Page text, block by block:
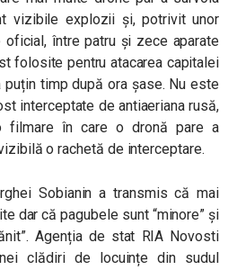
vizibile explozii și, potrivit unor
oficial, între patru și zece aparate
folosite pentru atacarea capitalei
puțin timp după ora șase. Nu este
interceptate de antiaeriana rusă,
filmare în care o dronă pare a
o rachetă de interceptare.
Sobianin a transmis că mai
dar că pagubele sunt “minore” și
Agenția de stat RIA Novosti
clădiri de locuințe din sudul